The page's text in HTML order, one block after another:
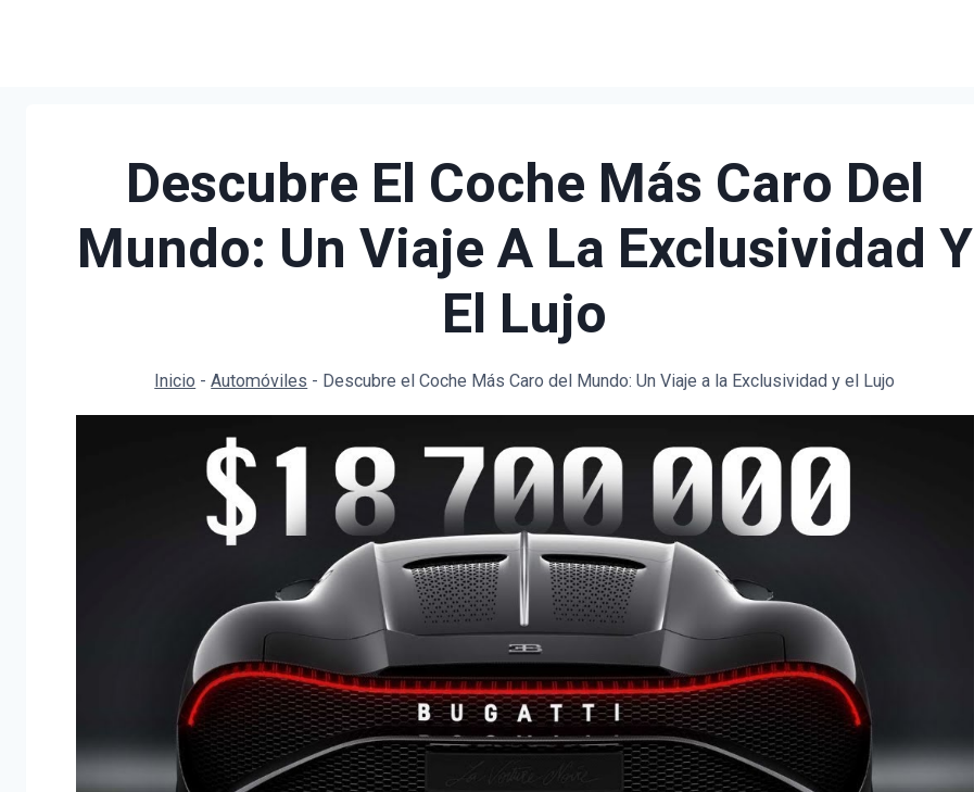
Descubre El Coche Más Caro Del
Mundo: Un Viaje A La Exclusividad Y
El Lujo
Inicio -Automóviles - Descubre el Coche Más Caro del Mundo: Un Viaje a la Exclusividad y el Lujo